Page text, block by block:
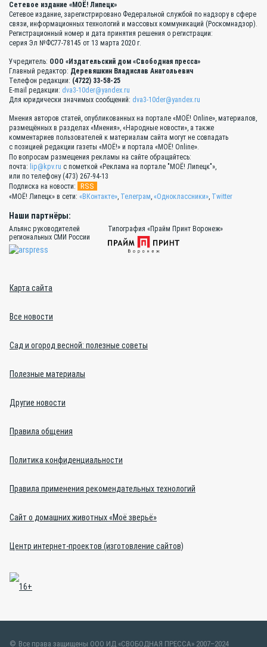
Сетевое издание «МОЁ! Липецк»
Сетевое издание, зарегистрировано Федеральной службой по надзору в сфере
связи, информационных технологий и массовых коммуникаций (Роскомнадзор).
Регистрационный номер и дата принятия решения о регистрации:
серия Эл №ФС77-78145 от 13 марта 2020 г.
Учредитель: ООО «Издательский дом «Свободная пресса»
Главный редактор: Деревяшкин Владислав Анатольевич
Телефон редакции: (4722) 33-58-25
E-mail редакции: dva3-10der@yandex.ru
Для юридически значимых сообщений: dva3-10der@yandex.ru
Мнения авторов статей, опубликованных на портале «МОЁ! Online», материалов,
размещённых в разделах «Мнения», «Народные новости», а также
комментариев пользователей к материалам сайта могут не совпадать
с позицией редакции газеты «МОЁ!» и портала «МОЁ! Online».
По вопросам размещения рекламы на сайте обращайтесь:
почта: lip@kpv.ru с пометкой «Реклама на портале "МОЁ! Липецк"»,
или по телефону (473) 267-94-13
Подписка на новости:
RSS
«МОЁ! Липецк» в сети: «ВКонтакте», Телеграм, «Одноклассники», Twitter
Наши партнёры:
Альянс руководителей
региональных СМИ России
Типография «Прайм Принт Воронеж»
Карта сайта
Все новости
Сад и огород весной: полезные советы
Полезные материалы
Другие новости
Правила общения
Политика конфиденциальности
Правила применения рекомендательных технологий
Сайт о домашних животных «Моё зверьё»
Центр интернет-проектов (изготовление сайтов)
Все права защищены ООО ИД «СВОБОДНАЯ ПРЕССА» 2007–2024